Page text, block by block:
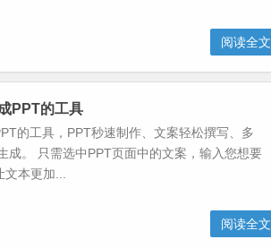
阅读全文
PPT的工具
的工具，PPT秒速制作、文案轻松撰写、多
成。 只需选中PPT页面中的文案，输入您想要
本更加...
阅读全文